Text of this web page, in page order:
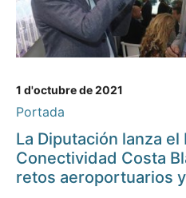
1 d'octubre de 2021
Portada
La Diputación lanza el
Conectividad Costa
retos aeroportuarios